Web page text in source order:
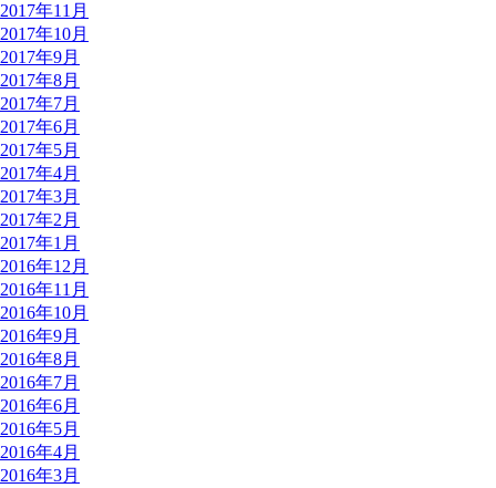
2017年11月
2017年10月
2017年9月
2017年8月
2017年7月
2017年6月
2017年5月
2017年4月
2017年3月
2017年2月
2017年1月
2016年12月
2016年11月
2016年10月
2016年9月
2016年8月
2016年7月
2016年6月
2016年5月
2016年4月
2016年3月